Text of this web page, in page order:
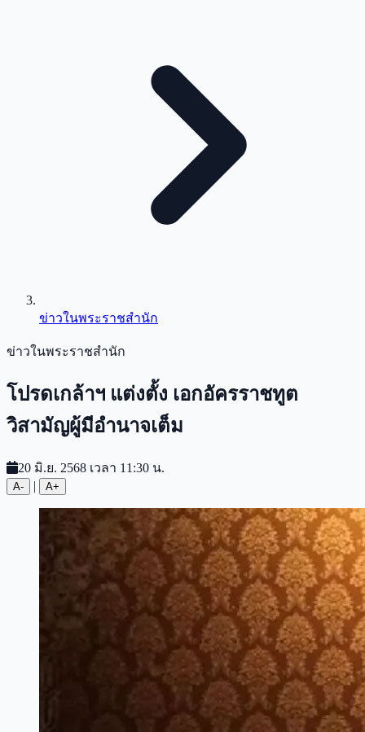
ข่าวในพระราชสำนัก
ข่าวในพระราชสำนัก
โปรดเกล้าฯ แต่งตั้ง เอกอัครราชทูต
วิสามัญผู้มีอำนาจเต็ม
20 มิ.ย. 2568 เวลา 11:30 น.
A- | A+